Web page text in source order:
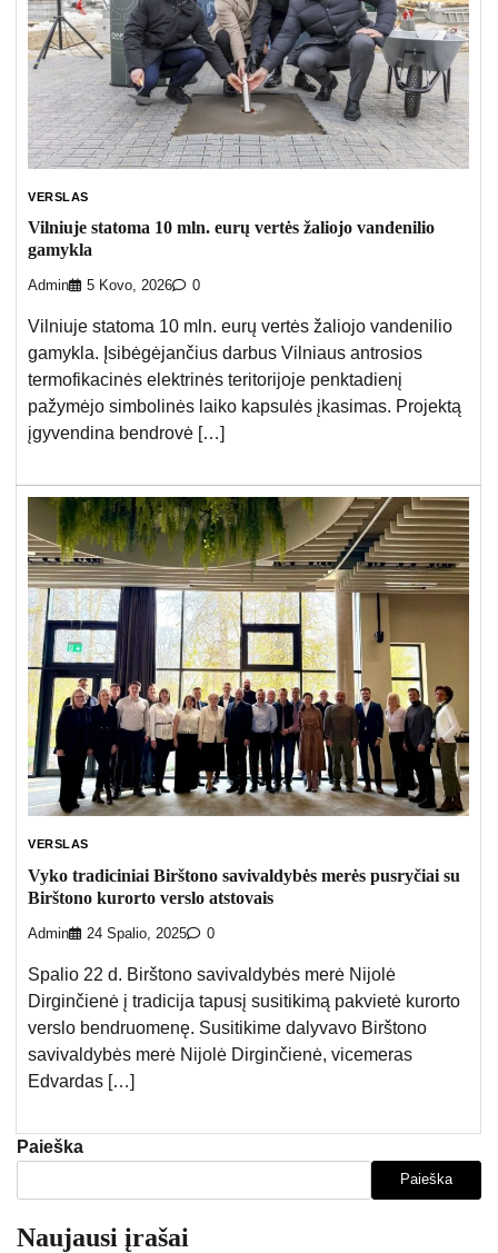
VERSLAS
Vilniuje statoma 10 mln. eurų vertės žaliojo vandenilio
gamykla
Admin 5 Kovo, 2026 0
Vilniuje statoma 10 mln. eurų vertės žaliojo vandenilio
gamykla. Įsibėgėjančius darbus Vilniaus antrosios
termofikacinės elektrinės teritorijoje penktadienį
pažymėjo simbolinės laiko kapsulės įkasimas. Projektą
įgyvendina bendrovė […]
VERSLAS
Vyko tradiciniai Birštono savivaldybės merės pusryčiai su
Birštono kurorto verslo atstovais
Admin 24 Spalio, 2025 0
Spalio 22 d. Birštono savivaldybės merė Nijolė
Dirginčienė į tradicija tapusį susitikimą pakvietė kurorto
verslo bendruomenę. Susitikime dalyvavo Birštono
savivaldybės merė Nijolė Dirginčienė, vicemeras
Edvardas […]
Paieška
Paieška
Naujausi įrašai